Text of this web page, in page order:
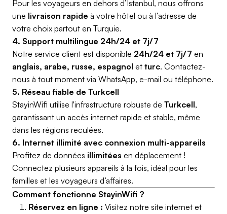
Pour les voyageurs en dehors d’Istanbul, nous offrons
une livraison rapide à votre hôtel ou à l’adresse de
votre choix partout en Turquie.
4. Support multilingue 24h/24 et 7j/7
Notre service client est disponible 24h/24 et 7j/7 en
anglais, arabe, russe, espagnol et turc. Contactez-
nous à tout moment via WhatsApp, e-mail ou téléphone.
5. Réseau fiable de Turkcell
StayinWifi utilise l'infrastructure robuste de Turkcell,
garantissant un accès internet rapide et stable, même
dans les régions reculées.
6. Internet illimité avec connexion multi-appareils
Profitez de données illimitées en déplacement !
Connectez plusieurs appareils à la fois, idéal pour les
familles et les voyageurs d’affaires.
Comment fonctionne StayinWifi ?
Réservez en ligne : Visitez notre site internet et